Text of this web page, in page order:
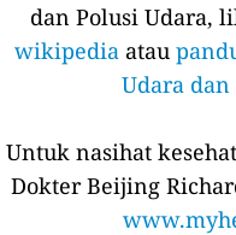
dan Polusi Udara,
wikipedia atau
Udara dan
Untuk nasihat
Dokter Beijing